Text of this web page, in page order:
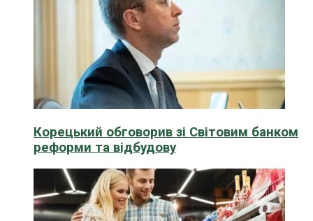
Корецький обговорив зі Світовим банком
реформи та відбудову